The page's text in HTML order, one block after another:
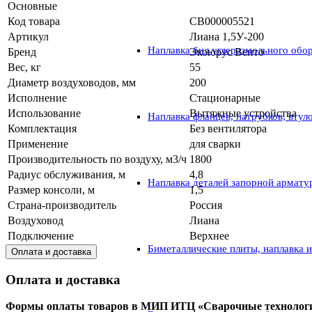
Наплавка бил углеразмольного
Наплавка фланцев, патрубков,
Наплавка деталей запорной
Биметаллические плиты, наплавка
Основные
Код товара
СВ000005521
Артикул
Лиана 1,5У-200
Бренд
Экоюрус Венто
Вес, кг
55
Диаметр воздуховодов, мм
200
Исполнение
Стационарные
Использование
Вытяжные устройства
Комплектация
Без вентилятора
Применение
для сварки
Производительность по воздуху, м3/ч 1800
Радиус обслуживания, м
4,8
Размер консоли, м
1,5
Страна-производитель
Россия
Воздуховод
Лиана
Подключение
Верхнее
Оплата и доставка
Оплата и доставка
Формы оплаты товаров в МИП ИТЦ «Сварочные